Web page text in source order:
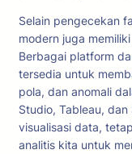
Selain pengecekan
modern juga
Berbagai platform
tersedia untuk
pola, dan anomali
Studio, Tableau,
visualisasi data,
analitis kita untuk